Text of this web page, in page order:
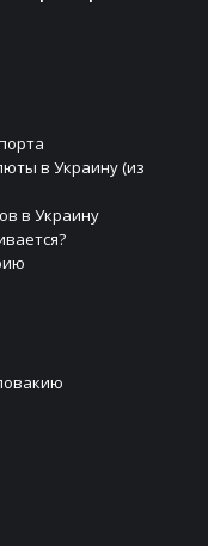
в Украину (из
в Украину